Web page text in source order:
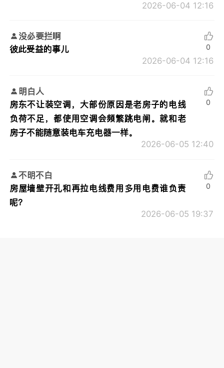
2026-06-04 12:16
没必要拦啊
彼此受益的事儿
2026-06-04 12:16
0
明白人
房东不让装空调，大部份原因是老房子的电线
负荷不足，都使用空调会频繁跳电闸。就和老
房子不能随意装电车充电器一样。
2026-06-05 12:40
0
不明不白
房屋墙壁开孔和再拉电线费用多用电费谁负责
呢？
2026-06-05 19:37
0